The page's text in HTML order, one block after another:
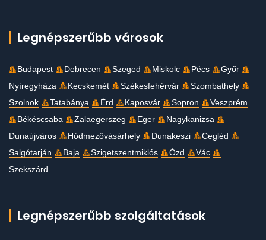
Legnépszerűbb városok
Budapest Debrecen Szeged Miskolc Pécs
Győr
Nyíregyháza
Kecskemét Székesfehérvár
Szombathely
Szolnok
Tatabánya Érd Kaposvár Sopron
Veszprém
Békéscsaba
Zalaegerszeg Eger
Nagykanizsa
Dunaújváros
Hódmezővásárhely Dunakeszi
Cegléd
Salgótarján
Baja Szigetszentmiklós Ózd
Vác
Szekszárd
Legnépszerűbb szolgáltatások